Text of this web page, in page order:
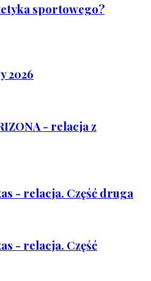
sportowego?
2026
- relacja z
- relacja. Część druga
- relacja. Część